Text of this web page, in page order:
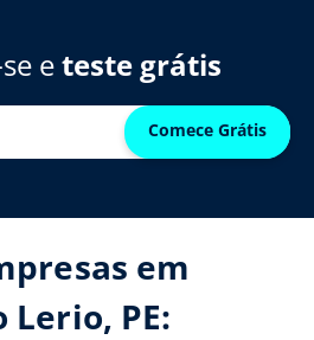
eteste grátis
Comece Grátis
em
PE: